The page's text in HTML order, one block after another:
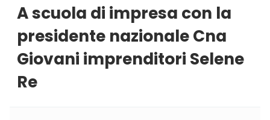
A scuola di impresa con la
presidente nazionale Cna
Giovani imprenditori Selene
Re